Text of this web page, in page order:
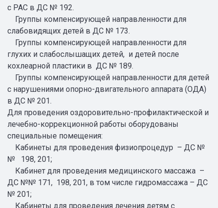
с РАС в ДС № 192.
Группы компенсирующей направленности для
слабовидящих детей в ДС № 173.
Группы компенсирующей направленности для
глухих и слабослышащих детей, и детей после
кохлеарной пластики в ДС № 189.
Группы компенсирующей направленности для детей
с нарушениями опорно-двигательного аппарата (ОДА)
в ДС № 201.
Для проведения оздоровительно-профилактической и
лечебно-коррекционной работы оборудованы
специальные помещения:
Кабинеты для проведения физиопроцедур – ДС №
№ 198, 201;
Кабинет для проведения медицинского массажа –
ДС №№ 171, 198, 201, в том числе гидромассажа – ДС
№ 201;
Кабинеты для проведения лечения детям с